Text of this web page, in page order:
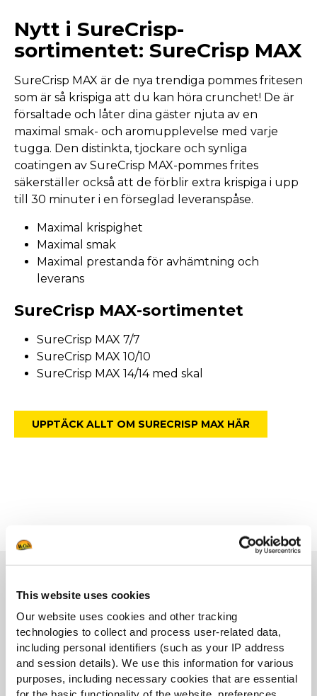
This website uses cookies
Our website uses cookies and other tracking
technologies to collect and process user-related data,
including personal identifiers (such as your IP address
and session details). We use this information for various
purposes, including necessary cookies that are essential
Nytt i SureCrisp-
sortimentet: SureCrisp MAX
SureCrisp MAX är de nya trendiga pommes fritesen
som är så krispiga att du kan höra crunchet! De är
försaltade och låter dina gäster njuta av en
maximal smak- och aromupplevelse med varje
tugga. Den distinkta, tjockare och synliga
coatingen av SureCrisp MAX-pommes frites
säkerställer också att de förblir extra krispiga i upp
till 30 minuter i en förseglad leveranspåse.
Maximal krispighet
Maximal smak
Maximal prestanda för avhämtning och
leverans
SureCrisp MAX-sortimentet
SureCrisp MAX 7/7
SureCrisp MAX 10/10
SureCrisp MAX 14/14 med skal
UPPTÄCK ALLT OM SURECRISP MAX HÄR
SureCrisp
Fokusera på en fantastisk kundupplevelse genom
konsekvent hög kvalitet